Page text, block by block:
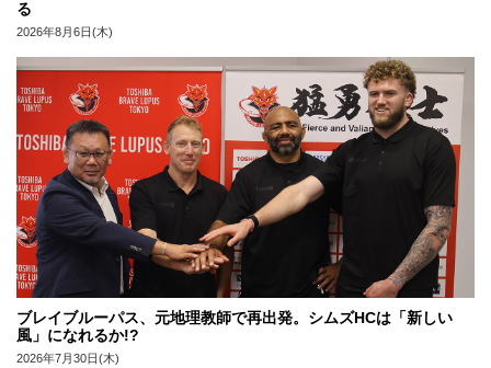
る
2026年8月6日(木)
ブレイブルーパス、元地理教師で再出発。シムズHCは「新しい
風」になれるか!?
2026年7月30日(木)